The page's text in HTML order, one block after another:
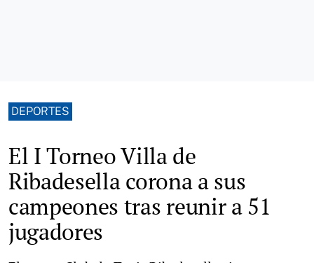
DEPORTES
El I Torneo Villa de
Ribadesella corona a sus
campeones tras reunir a 51
jugadores